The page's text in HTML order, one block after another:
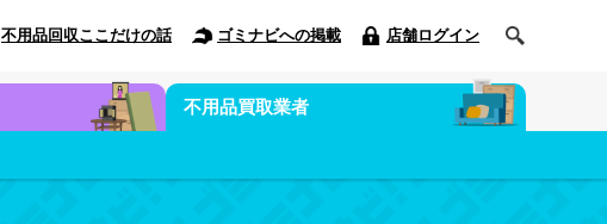
不用品回収ここだけの話 ゴミナビへの掲載 店舗ログイン
不用品買取業者